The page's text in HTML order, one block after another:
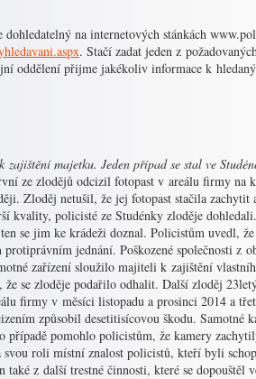
na internetových stánkách
. Stačí zadat jeden z
oddělení přijme jakékoliv informace k
majetku. Jeden případ se stal ve
ze zlodějů odcizil fotopast v areálu firmy na
Zloděj netušil, že jej fotopast stačila zachytit
kvality, policisté ze Studénky zloděje
se jim ke krádeži doznal. Policistům uvedl,
jednání. Poškozené společnosti z
zařízení sloužilo majiteli k zajištění
se zloděje podařilo odhalit. Další zloděj
firmy v měsíci listopadu a prosinci 2014 a
způsobil desetitisícovou škodu. Samotné
pomohlo policistům, že kamery
svou roli místní znalost policistů, kteří byli
z další trestné činnosti, které se dopouštěl